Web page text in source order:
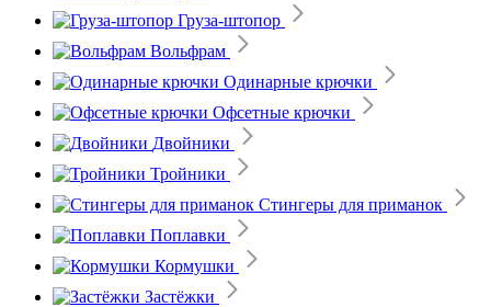
Груза-штопор
Вольфрам
Одинарные крючки
Офсетные крючки
Двойники
Тройники
Стингеры для приманок
Поплавки
Кормушки
Застёжки